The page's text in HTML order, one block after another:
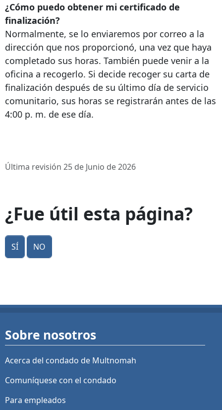
¿Cómo puedo obtener mi certificado de
finalización?
Normalmente, se lo enviaremos por correo a la
dirección que nos proporcionó, una vez que haya
completado sus horas. También puede venir a la
oficina a recogerlo. Si decide recoger su carta de
finalización después de su último día de servicio
comunitario, sus horas se registrarán antes de las
4:00 p. m. de ese día.
Última revisión 25 de Junio de 2026
¿Fue útil esta página?
Sí No
Sobre nosotros
Acerca del condado de Multnomah
Comuníquese con el condado
Para empleados